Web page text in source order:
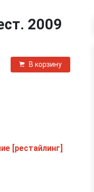
2009
В корзину
[рестайлинг]